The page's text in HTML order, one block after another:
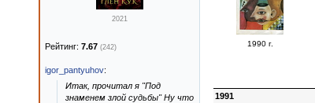
1990 г.
1991
2021
Рейтинг: 7.67 (242)
igor_pantyuhov:
Итак, прочитал я "Под
знаменем злой судьбы" Ну что